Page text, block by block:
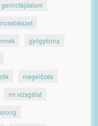
gerincfájdalom
gyógytorna
megelőzés
mr vizsgálat